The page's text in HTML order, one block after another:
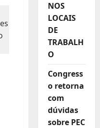
NOS
LOCAIS
DE
TRABALH
O
Congress
o retorna
com
dúvidas
sobre PEC